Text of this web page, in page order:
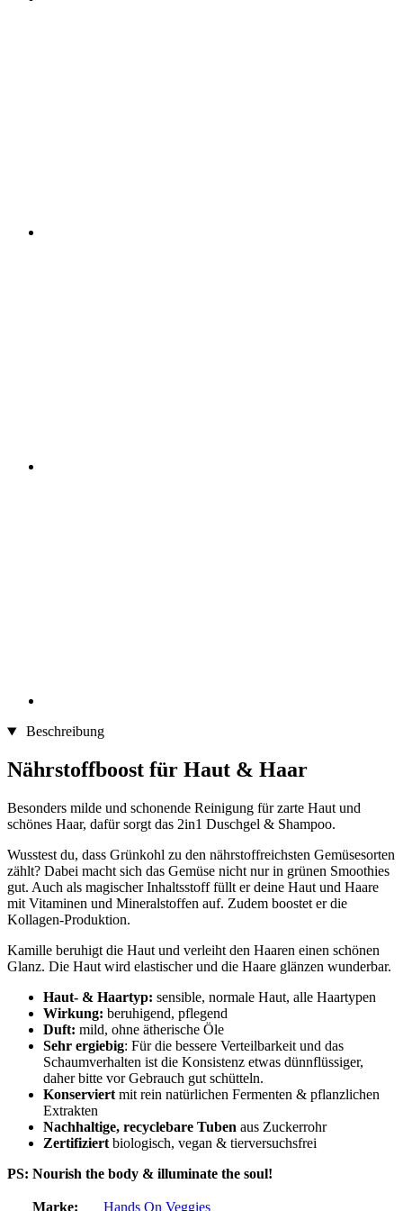
Beschreibung
Nährstoffboost für Haut & Haar
Besonders milde und schonende Reinigung für zarte Haut und
schönes Haar, dafür sorgt das 2in1 Duschgel & Shampoo.
Wusstest du, dass Grünkohl zu den nährstoffreichsten Gemüsesorten
zählt? Dabei macht sich das Gemüse nicht nur in grünen Smoothies
gut. Auch als magischer Inhaltsstoff füllt er deine Haut und Haare
mit Vitaminen und Mineralstoffen auf. Zudem boostet er die
Kollagen-Produktion.
Kamille beruhigt die Haut und verleiht den Haaren einen schönen
Glanz. Die Haut wird elastischer und die Haare glänzen wunderbar.
Haut- & Haartyp: sensible, normale Haut, alle Haartypen
Wirkung: beruhigend, pflegend
Duft: mild, ohne ätherische Öle
Sehr ergiebig: Für die bessere Verteilbarkeit und das
Schaumverhalten ist die Konsistenz etwas dünnflüssiger,
daher bitte vor Gebrauch gut schütteln.
Konserviert mit rein natürlichen Fermenten & pflanzlichen
Extrakten
Nachhaltige, recyclebare Tuben aus Zuckerrohr
Zertifiziert biologisch, vegan & tierversuchsfrei
PS: Nourish the body & illuminate the soul!
Marke: Hands On Veggies